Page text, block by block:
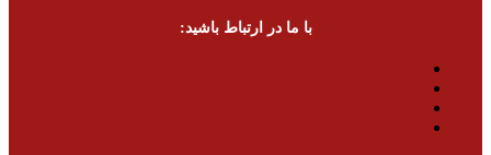
با ما در ارتباط باشید: